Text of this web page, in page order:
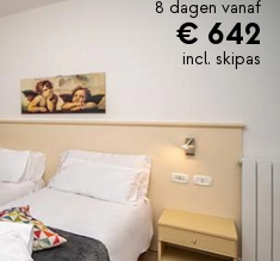
8 dagen vanaf
€ 642
incl. skipas